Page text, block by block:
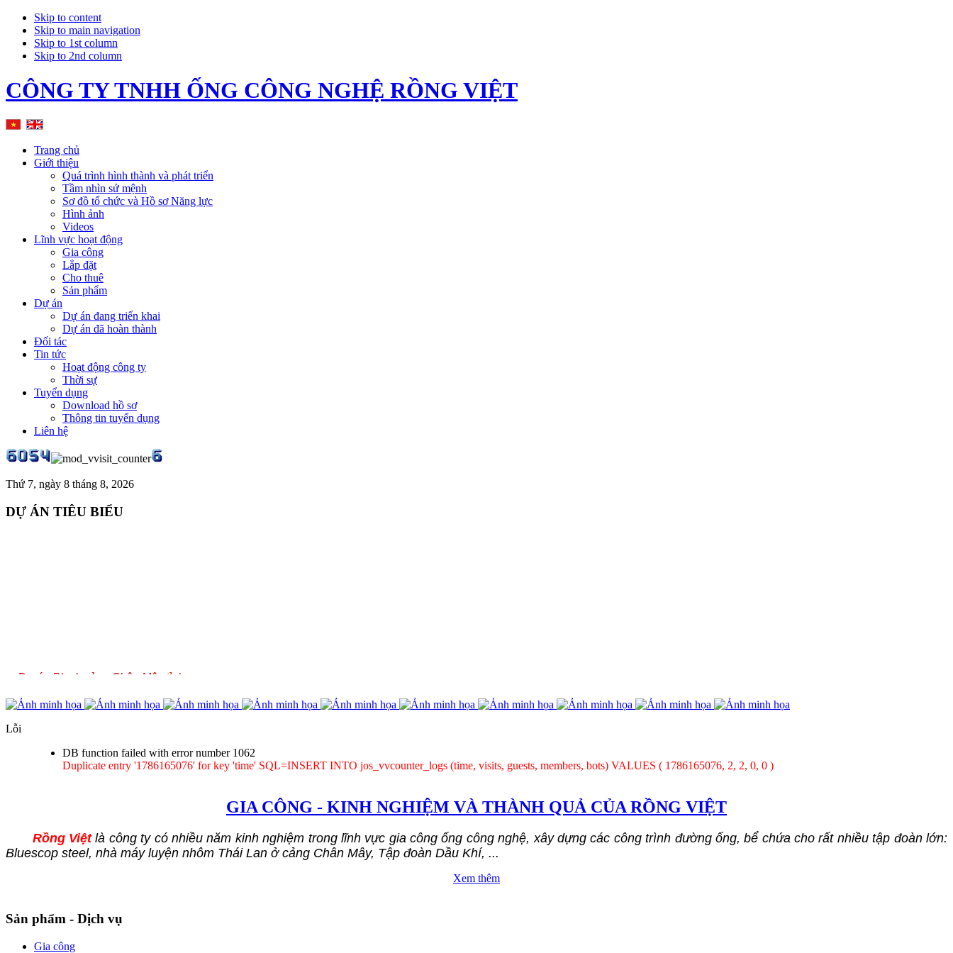
Skip to content
Skip to main navigation
Skip to 1st column
Skip to 2nd column
CÔNG TY TNHH ỐNG CÔNG NGHỆ RỒNG VIỆT
Trang chủ
Giới thiệu
Quá trình hình thành và phát triển
Tầm nhìn sứ mệnh
Sơ đồ tổ chức và Hồ sơ Năng lực
Hình ảnh
Videos
Lĩnh vực hoạt động
Gia công
Lắp đặt
Cho thuê
Sản phẩm
Dự án
Dự án đang triển khai
Dự án đã hoàn thành
Đối tác
Tin tức
Hoạt động công ty
Thời sự
Tuyển dụng
Download hồ sơ
Thông tin tuyển dụng
Liên hệ
Thứ 7, ngày 8 tháng 8, 2026
DỰ ÁN TIÊU BIỂU
Dự án Block cảng Chân Mây tỉnh
Lỗi
DB function failed with error number 1062
Duplicate entry '1786165076' for key 'time' SQL=INSERT INTO jos_vvcounter_logs (time, visits, guests, members, bots) VALUES ( 1786165076, 2, 2, 0, 0 )
GIA CÔNG - KINH NGHIỆM VÀ THÀNH QUẢ CỦA RỒNG VIỆT
Rồng Việtlà công ty có nhiều năm kinh nghiệm trong lĩnh vực gia công ống công nghệ, xây dựng các công trình đường ống, bể chứa cho rất nhiều tập đoàn lớn:
Bluescop steel, nhà máy luyện nhôm Thái Lan ở cảng Chân Mây, Tập đoàn Dầu Khí, ...
Xem thêm
Sản phẩm - Dịch vụ
Gia công